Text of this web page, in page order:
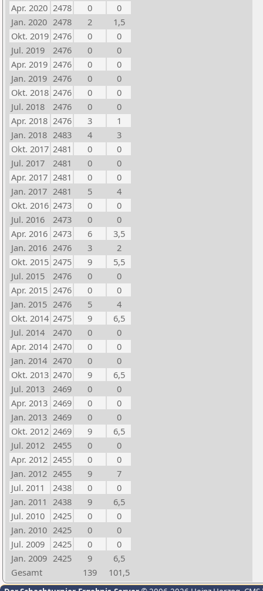
Apr. 2020 2478 0
0
Jan. 2020 2478 2
1,5
Okt. 2019 2476 0
0
Jul. 2019
2476 0
0
Apr. 2019 2476 0
0
Jan. 2019 2476 0
0
Okt. 2018 2476 0
0
Jul. 2018
2476 0
0
Apr. 2018 2476 3
1
Jan. 2018 2483 4
3
Okt. 2017 2481 0
0
Jul. 2017
2481 0
0
Apr. 2017 2481 0
0
Jan. 2017 2481 5
4
Okt. 2016 2473 0
0
Jul. 2016
2473 0
0
Apr. 2016 2473 6
3,5
Jan. 2016 2476 3
2
Okt. 2015 2475 9
5,5
Jul. 2015
2476 0
0
Apr. 2015 2476 0
0
Jan. 2015 2476 5
4
Okt. 2014 2475 9
6,5
Jul. 2014
2470 0
0
Apr. 2014 2470 0
0
Jan. 2014 2470 0
0
Okt. 2013 2470 9
6,5
Jul. 2013
2469 0
0
Apr. 2013 2469 0
0
Jan. 2013 2469 0
0
Okt. 2012 2469 9
6,5
Jul. 2012
2455 0
0
Apr. 2012 2455 0
0
Jan. 2012 2455 9
7
Jul. 2011
2438 0
0
Jan. 2011 2438 9
6,5
Jul. 2010
2425 0
0
Jan. 2010 2425 0
0
Jul. 2009
2425 0
0
Jan. 2009 2425 9
6,5
Gesamt
139 101,5